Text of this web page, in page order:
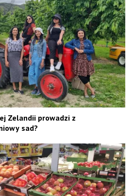
Zelandii prowadzi z
sad?